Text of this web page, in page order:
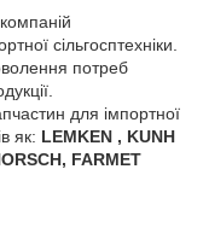
сільгосптехніки.
потреб
для імпортної
як: LEMKEN , KUNH
FARMET